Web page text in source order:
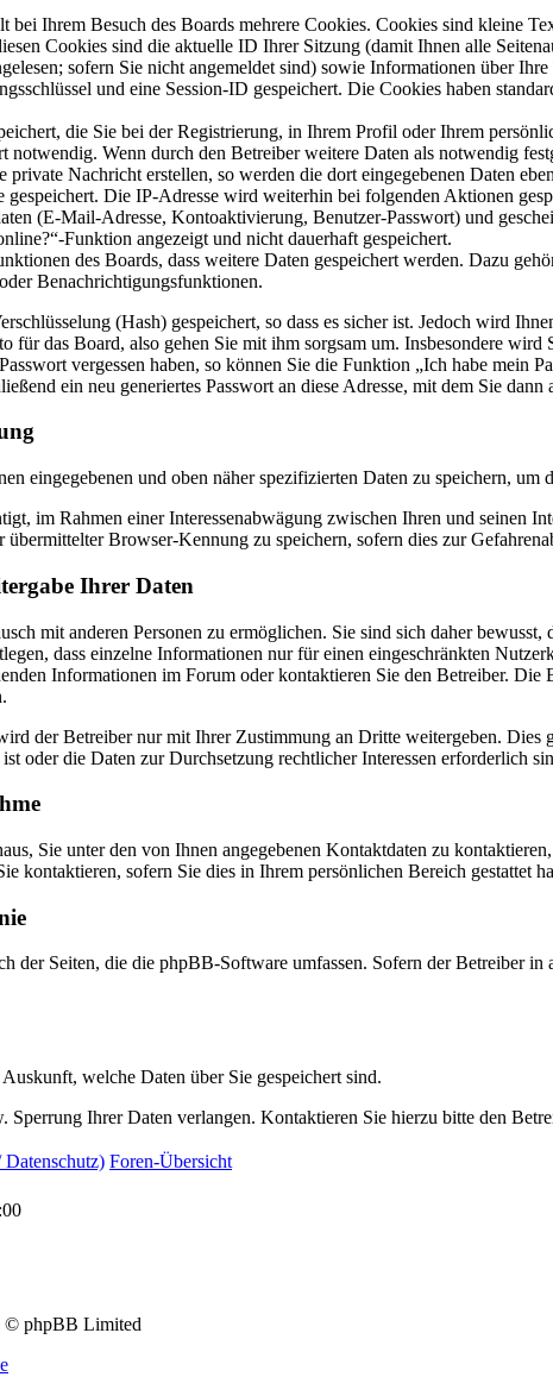
bei Ihrem Besuch des Boards mehrere Cookies. Cookies sind kleine
Cookies sind die aktuelle ID Ihrer Sitzung (damit Ihnen alle
sofern Sie nicht angemeldet sind) sowie Informationen über
und eine Session-ID gespeichert. Die Cookies haben
die Sie bei der Registrierung, in Ihrem Profil oder Ihrem
notwendig. Wenn durch den Betreiber weitere Daten als notwendig
private Nachricht erstellen, so werden die dort eingegebenen Daten
Die IP-Adresse wird weiterhin bei folgenden Aktionen
(E-Mail-Adresse, Kontoaktivierung, Benutzer-Passwort) und
Funktion angezeigt und nicht dauerhaft gespeichert.
des Boards, dass weitere Daten gespeichert werden. Dazu
Benachrichtigungsfunktionen.
(Hash) gespeichert, so dass es sicher ist. Jedoch wird
für das Board, also gehen Sie mit ihm sorgsam um. Insbesondere
vergessen haben, so können Sie die Funktion „Ich habe mein
ein neu generiertes Passwort an diese Adresse, mit dem Sie
eingegebenen und oben näher spezifizierten Daten zu speichern, um
im Rahmen einer Interessenabwägung zwischen Ihren und
Browser-Kennung zu speichern, sofern dies zur
Ihrer Daten
mit anderen Personen zu ermöglichen. Sie sind sich daher
dass einzelne Informationen nur für einen eingeschränkten
Informationen im Forum oder kontaktieren Sie den Betreiber.
der Betreiber nur mit Ihrer Zustimmung an Dritte weitergeben.
oder die Daten zur Durchsetzung rechtlicher Interessen erforderlich
Sie unter den von Ihnen angegebenen Kontaktdaten zu
kontaktieren, sofern Sie dies in Ihrem persönlichen Bereich gestattet
der Seiten, die die phpBB-Software umfassen. Sofern der Betreiber
welche Daten über Sie gespeichert sind.
Sperrung Ihrer Daten verlangen. Kontaktieren Sie hierzu bitte den
Foren-Übersicht
© phpBB Limited